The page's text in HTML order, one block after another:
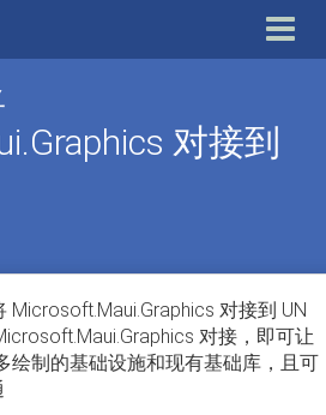
Toggle
对接到
对接到 UN
对接，即可让
绘制的基础设施和现有基础库，且可